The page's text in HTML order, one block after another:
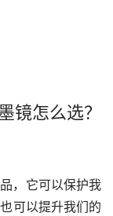
镜怎么选？
，它可以保护我
可以提升我们的